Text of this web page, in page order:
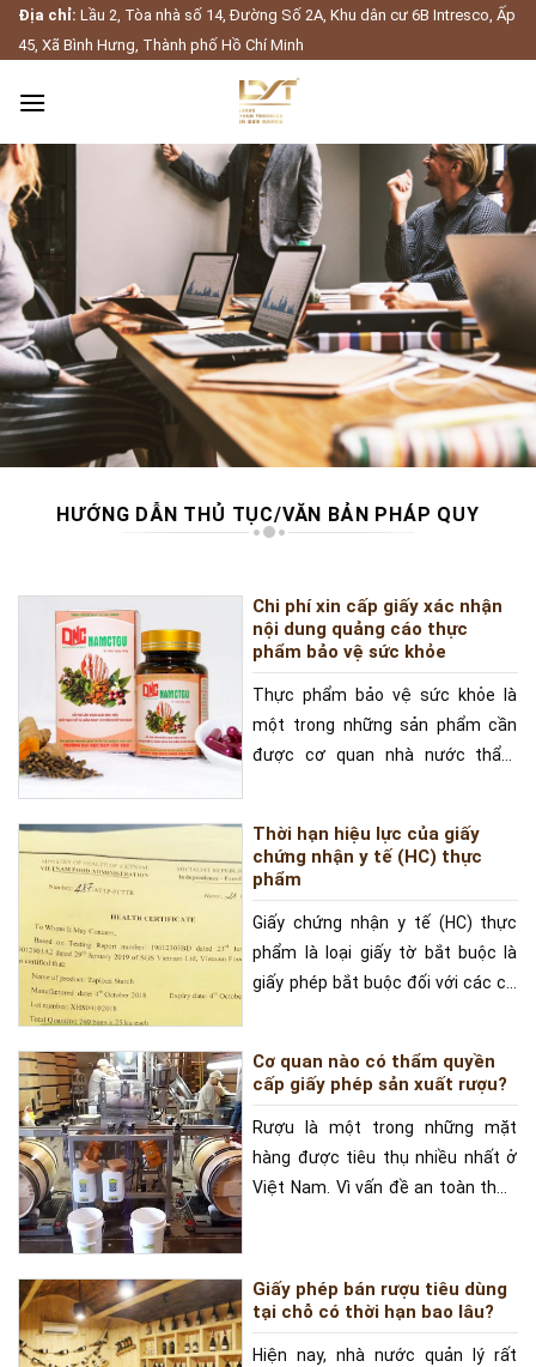
Skip
to
Địa chỉ: Lầu 2, Tòa nhà số 14, Đường Số 2A, Khu dân cư 6B Intresco, Ấp
45, Xã Bình Hưng, Thành phố Hồ Chí Minh
HƯỚNG DẪN THỦ TỤC/VĂN BẢN PHÁP QUY
Chi phí xin cấp giấy xác nhận
nội dung quảng cáo thực
phẩm bảo vệ sức khỏe
Thực phẩm bảo vệ sức khỏe là
một trong những sản phẩm cần
được cơ quan nhà nước thẩm
Thời hạn hiệu lực của giấy
chứng nhận y tế (HC) thực
phẩm
Giấy chứng nhận y tế (HC) thực
phẩm là loại giấy tờ bắt buộc là
giấy phép bắt buộc đối với các cơ
Cơ quan nào có thẩm quyền
cấp giấy phép sản xuất rượu?
Rượu là một trong những mặt
hàng được tiêu thụ nhiều nhất ở
Việt Nam. Vì vấn đề an toàn thực
Giấy phép bán rượu tiêu dùng
tại chỗ có thời hạn bao lâu?
Hiện nay, nhà nước quản lý rất